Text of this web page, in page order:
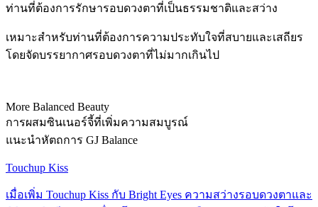
ท่านที่ต้องการรักษารอบดวงตาที่เป็นธรรมชาติและสว่าง
เหมาะสำหรับท่านที่ต้องการความประทับใจที่สบายและเสถียร
โดยจัดบรรยากาศรอบดวงตาที่ไม่มากเกินไป
More Balanced Beauty
การผสมซินเนอร์จี้ที่เพิ่มความสมบูรณ์
แนะนำหัตถการ GJ Balance
Touchup Kiss
เมื่อเพิ่ม Touchup Kiss กับ Bright Eyes ความสว่างรอบดวงตาและ